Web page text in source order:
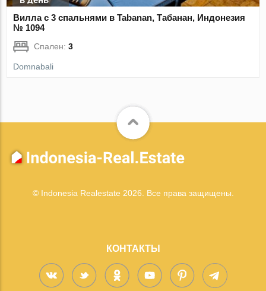
Вилла с 3 спальнями в Tabanan, Табанан, Индонезия
№ 1094
Спален:3
Domnabali
© Indonesia Realestate 2026. Все права защищены.
КОНТАКТЫ